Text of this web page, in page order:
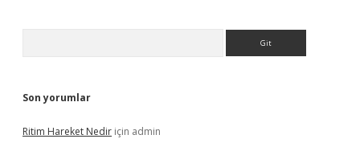
Son yorumlar
Ritim Hareket Nedir için admin